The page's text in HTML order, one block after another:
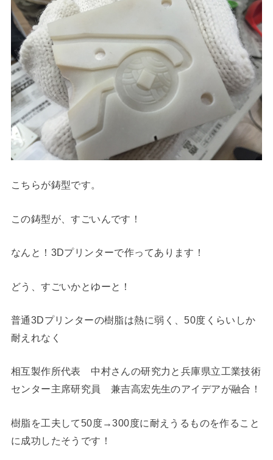
こちらが鋳型です。
この鋳型が、すごいんです！
なんと！ 3Dプリンターで作ってあります！
どう、すごいかとゆーと！
普通3Dプリンターの樹脂は熱に弱く、50度くらいしか
耐えれなく
相互製作所代表 中村さんの研究力と兵庫県立工業技術
センター主席研究員 兼吉高宏先生のアイデアが融合！
樹脂を工夫 して50度→300度に耐えうるものを作ること
に成功したそうです！